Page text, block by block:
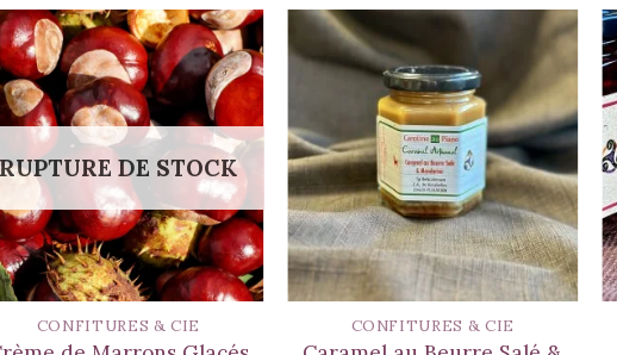
RUPTURE DE STOCK
CONFITURES & CIE CONFITURES & CIE